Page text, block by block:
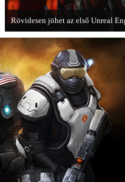
Rövidesen jöhet az első Unreal
A Zombie Studios készölő játéka
4-et fogja használni.